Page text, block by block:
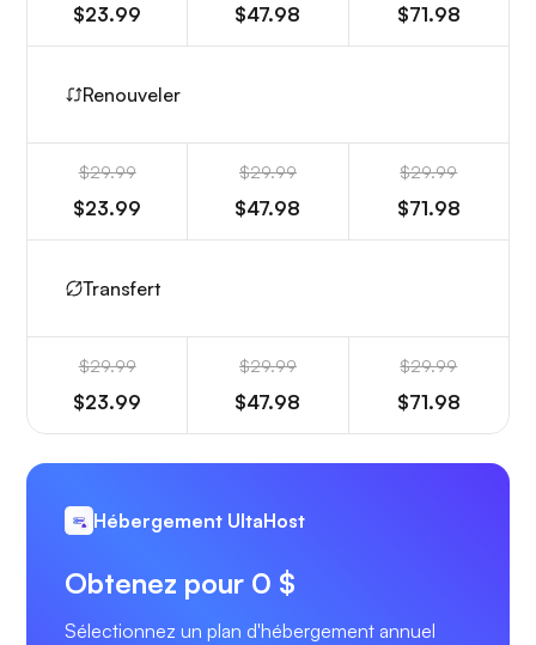
$23.99 $47.98 $71.98
Renouveler
$29.99
$23.99
$29.99
$47.98
$29.99
$71.98
Transfert
$29.99
$23.99
$29.99
$47.98
$29.99
$71.98
Hébergement UltaHost
Obtenez pour 0 $
Sélectionnez un plan d'hébergement annuel